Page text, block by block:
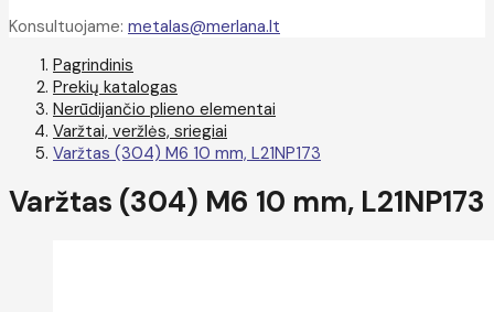
Konsultuojame: metalas@merlana.lt
Pagrindinis
Prekių katalogas
Nerūdijančio plieno elementai
Varžtai, veržlės, sriegiai
Varžtas (304) M6 10 mm, L21NP173
Varžtas (304) M6 10 mm, L21NP173